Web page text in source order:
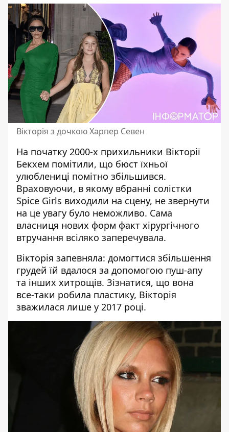
Вікторія з дочкою Харпер Севен
На початку 2000-х прихильники Вікторії
Бекхем помітили, що бюст їхньої
улюблениці помітно збільшився.
Враховуючи, в якому вбранні солістки
Spice Girls виходили на сцену, не звернути
на це увагу було неможливо. Сама
власниця нових форм факт хірургічного
втручання всіляко заперечувала.
Вікторія запевняла: домогтися збільшення
грудей їй вдалося за допомогою пуш-апу
та інших хитрощів. Зізнатися, що вона
все-таки робила пластику, Вікторія
зважилася лише у 2017 році.